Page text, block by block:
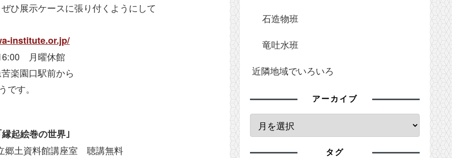
ひ展示ケースに張り付くようにして
institute.or.jp/
月曜休館
楽園口駅前から
す。
縁起絵巻の世界｣
土資料館講座室 聴講無料
石造物班
竜吐水班
近隣地域でいろいろ
アーカイブ
タグ